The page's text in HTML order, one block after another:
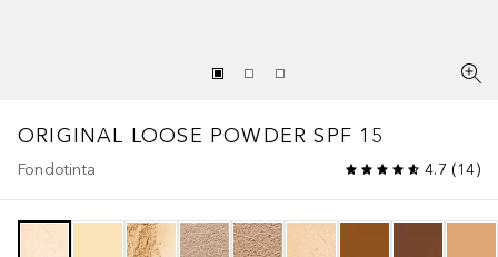
ORIGINAL LOOSE POWDER SPF 15
Fondotinta 4.7 (14)